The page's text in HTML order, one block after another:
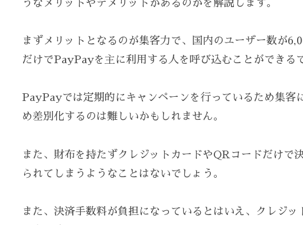
うなメリットやデメリットがあるのかを解説します。
まずメリットとなるのが集客力で、国内のユーザー数が
だけでPayPayを主に利用する人を呼び込むことができる
PayPayでは定期的にキャンペーンを行っているため集客
め差別化するのは難しいかもしれません。
また、財布を持たずクレジットカードやQRコードだけで
られてしまうようなことはないでしょう。
また、決済手数料が負担になっているとはいえ、クレジ